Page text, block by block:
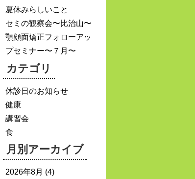
夏休みらしいこと
セミの観察会〜比治山〜
顎顔面矯正フォローアッ
プセミナー〜７月〜
カテゴリ
休診日のお知らせ
健康
講習会
食
月別アーカイブ
2026年8月 (4)